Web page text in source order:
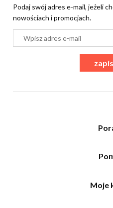
Podaj swój adres e-mail, jeżeli
nowościach i promocjach.
Moje